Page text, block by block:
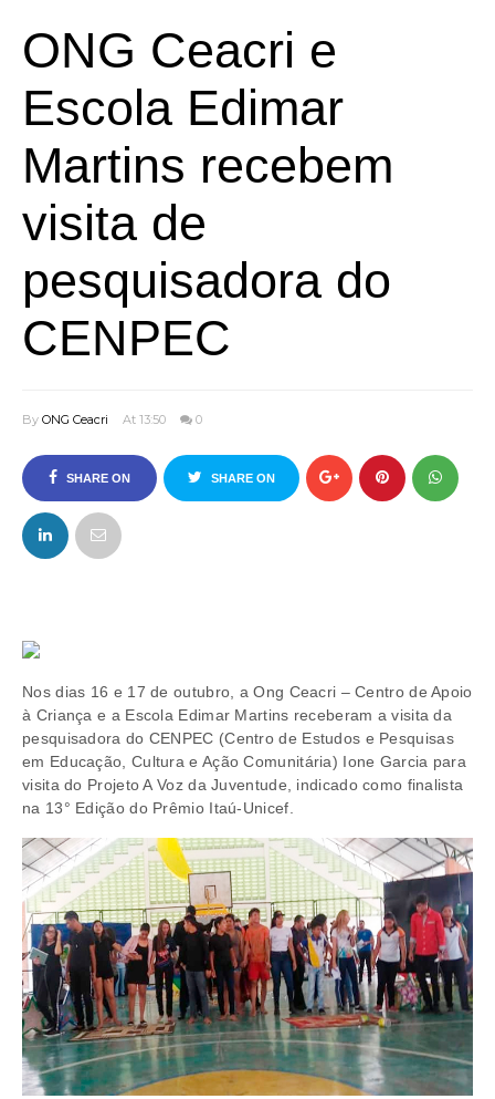
ONG Ceacri e
Escola Edimar
Martins recebem
visita de
pesquisadora do
CENPEC
By ONG Ceacri At 13:50 0
SHARE ON
FACEBOOK
SHARE ON
Nos dias 16 e 17 de outubro, a Ong Ceacri – Centro de Apoio
à Criança e a Escola Edimar Martins receberam a visita da
pesquisadora do CENPEC (Centro de Estudos e Pesquisas
em Educação, Cultura e Ação Comunitária) Ione Garcia para
visita do Projeto A Voz da Juventude, indicado como finalista
na 13° Edição do Prêmio Itaú-Unicef.